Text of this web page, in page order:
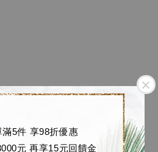
滿5件 享98折優惠
元 再享15元回饋金
同，其他部位完全一致